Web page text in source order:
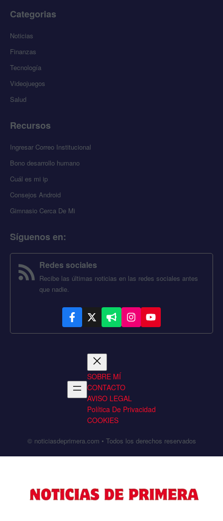
Categorias
Noticias
Finanzas
Tecnología
Videojuegos
Salud
Recursos
Ingresar Correo Institucional
Bono desarrollo humano
Cuál es mi ip
Consejos Android
Gimnasio Cerca De Mi
Síguenos en:
Redes sociales
Recibe las últimas noticias en las redes sociales antes
que nadie.
SOBRE MÍ
CONTACTO
AVISO LEGAL
Política De Privacidad
COOKIES
© noticiasdeprimera.com • Todos los derechos reservados